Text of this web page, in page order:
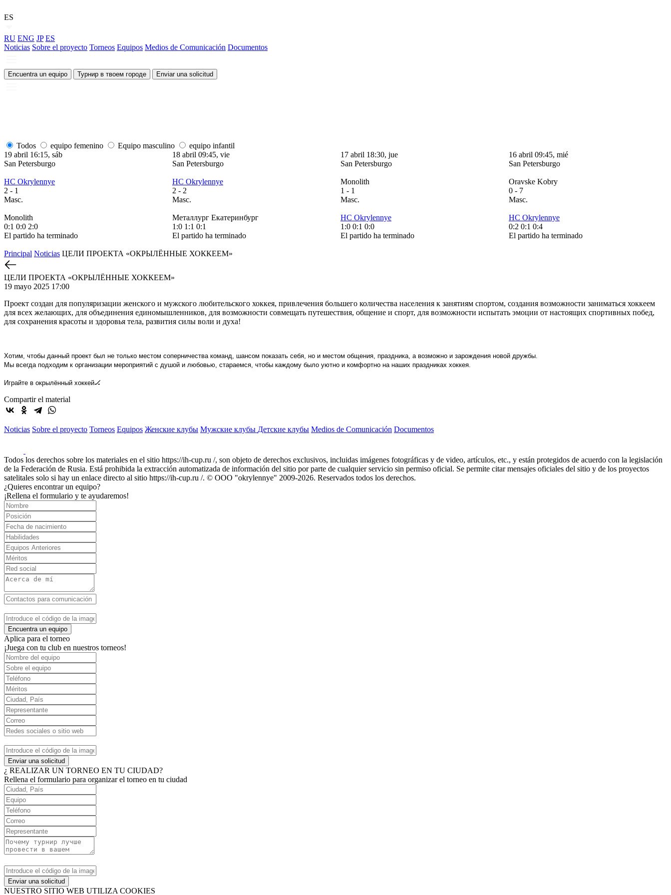
ES
RU ENG JP ES
Noticias Sobre el proyecto Torneos Equipos Medios de Comunicación Documentos
Encuentra un equipo Турнир в твоем городе Enviar una solicitud
Todos equipo femenino Equipo masculino
equipo infantil
19 abril 16:15, sáb
San Petersburgo
HC Okrylennye
2 - 1
Masc.
Monolith
0:1 0:0 2:0
El partido ha terminado
18 abril 09:45, vie
San Petersburgo
HC Okrylennye
2 - 2
Masc.
Металлург Екатеринбург
1:0 1:1 0:1
El partido ha terminado
17 abril 18:30, jue
San Petersburgo
Monolith
1 - 1
Masc.
HC Okrylennye
1:0 0:1 0:0
El partido ha terminado
16 abril 09:45, mié
San Petersburgo
Oravske Kobry
0 - 7
Masc.
HC Okrylennye
0:2 0:1 0:4
El partido ha terminado
Principal Noticias ЦЕЛИ ПРОЕКТА «ОКРЫЛЁННЫЕ ХОККЕЕМ»
ЦЕЛИ ПРОЕКТА «ОКРЫЛЁННЫЕ ХОККЕЕМ»
19 mayo 2025 17:00
Проект создан для популяризации женского и мужского любительского хоккея, привлечения большего количества населения к занятиям спортом, создания возможности заниматься хоккеем
для всех желающих, для объединения единомышленников, для возможности совмещать путешествия, общение и спорт, для возможности испытать эмоции от настоящих спортивных побед,
для сохранения красоты и здоровья тела, развития силы воли и духа!
Хотим, чтобы данный проект был не только местом соперничества команд, шансом показать себя, но и местом общения, праздника, а возможно и зарождения новой дружбы.
Мы всегда подходим к организации мероприятий с душой и любовью, стараемся, чтобы каждому было уютно и комфортно на наших праздниках хоккея.
Играйте в окрылённый хоккей🏒
Compartir el material
Noticias Sobre el proyecto Torneos Equipos Женские клубы Мужские клубы Детские клубы Medios de Comunicación Documentos
Todos los derechos sobre los materiales en el sitio https://ih-cup.ru /, son objeto de derechos exclusivos, incluidas imágenes fotográficas y de video, artículos, etc., y están protegidos de acuerdo con la legislación
de la Federación de Rusia. Está prohibida la extracción automatizada de información del sitio por parte de cualquier servicio sin permiso oficial. Se permite citar mensajes oficiales del sitio y de los proyectos
satelitales solo si hay un enlace directo al sitio https://ih-cup.ru /. © OOO "okrylennye" 2009-2026. Reservados todos los derechos.
¿Quieres encontrar un equipo?
¡Rellena el formulario y te ayudaremos!
Encuentra un equipo
Aplica para el torneo
¡Juega con tu club en nuestros torneos!
Enviar una solicitud
¿ REALIZAR UN TORNEO EN TU CIUDAD?
Rellena el formulario para organizar el torneo en tu ciudad
Enviar una solicitud
NUESTRO SITIO WEB UTILIZA COOKIES